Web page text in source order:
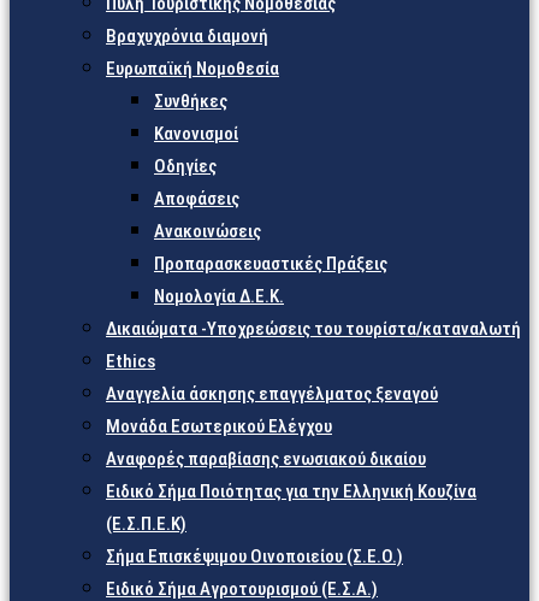
Βραχυχρόνια διαμονή
Ευρωπαϊκή Νομοθεσία
Συνθήκες
Κανονισμοί
Οδηγίες
Αποφάσεις
Ανακοινώσεις
Προπαρασκευαστικές Πράξεις
Νομολογία Δ.Ε.Κ.
Δικαιώματα -Υποχρεώσεις του τουρίστα/καταναλωτή
Ethics
Αναγγελία άσκησης επαγγέλματος ξεναγού
Μονάδα Εσωτερικού Ελέγχου
Αναφορές παραβίασης ενωσιακού δικαίου
Ειδικό Σήμα Ποιότητας για την Ελληνική Κουζίνα
(Ε.Σ.Π.Ε.Κ)
Σήμα Επισκέψιμου Οινοποιείου (Σ.Ε.Ο.)
Ειδικό Σήμα Αγροτουρισμού (Ε.Σ.Α.)